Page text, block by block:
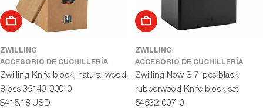
Cotizar Producto
ZWILLING
ACCESORIO DE CUCHILLERÍA
Zwilling Knife block, natural wood,
8 pcs 35140-000-0
Precio
$415.18 USD
Añadir al carrito
ZWILLING
ACCESORIO DE CUCHILLERÍA
Zwilling Now S 7-pcs black
rubberwood Knife block set
54532-007-0